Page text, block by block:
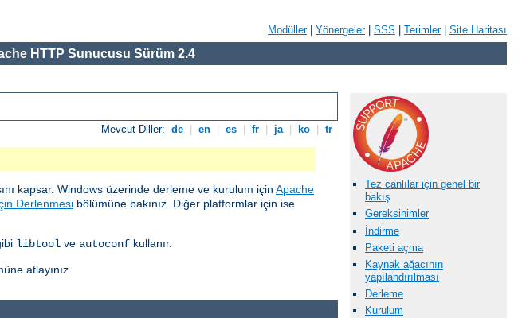
Modüller| Yönergeler| SSS Terimler| Site Haritası
HTTP Sunucusu Sürüm 2.4
Mevcut Diller: de en es fr ja ko tr
kapsar. Windows üzerinde derleme ve kurulum için Apache
Derlenmesi bölümüne bakınız. Diğer platformlar için ise
libtool ve autoconf kullanır.
atlayınız.
Tez canlılar için genel bir
bakış
Gereksinimler
İndirme
Paketi açma
Kaynak ağacının
yapılandırılması
Derleme
Kurulum